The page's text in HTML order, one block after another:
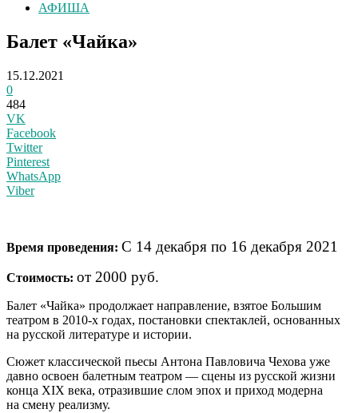
АФИША
Балет «Чайка»
15.12.2021
0
484
VK
Facebook
Twitter
Pinterest
WhatsApp
Viber
Время проведения: С 14 декабря по 16 декабря 2021
Стоимость: от 2000 руб.
Балет «Чайка» продолжает направление, взятое Большим
театром в 2010-х годах, постановки спектаклей, основанных
на русской литературе и истории.
Сюжет классической пьесы Антона Павловича Чехова уже
давно освоен балетным театром — сцены из русской жизни
конца XIX века, отразившие слом эпох и приход модерна
на смену реализму.